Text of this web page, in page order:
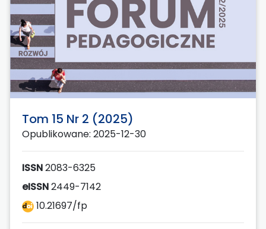
Tom 15 Nr 2 (2025)
Opublikowane: 2025-12-30
ISSN2083-6325
eISSN2449-7142
10.21697/fp